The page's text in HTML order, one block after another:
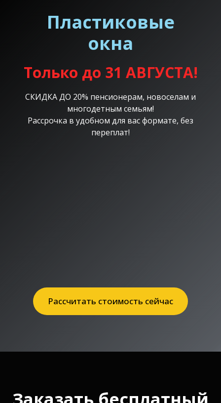
Пластиковые
окна
Только до 31 АВГУСТА!
СКИДКА ДО 20% пенсионерам, новоселам и
многодетным семьям!
Рассрочка в удобном для вас формате, без
переплат!
Рассчитать стоимость сейчас